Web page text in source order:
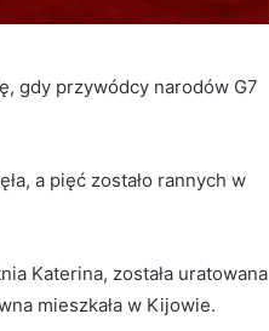
gdy przywódcy narodów G7
a pięć zostało rannych w
Katerina, została uratowana
mieszkała w Kijowie.